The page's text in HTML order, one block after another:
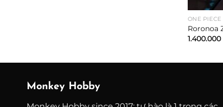
ONE PIECE
Roronoa
1.400.000
Monkey Hobby